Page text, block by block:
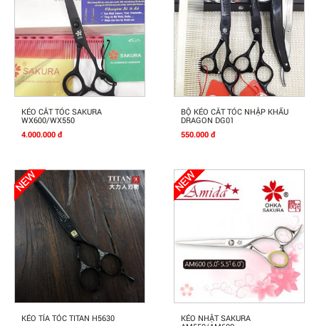
Mua Ngay
KÉO CẮT TÓC SAKURA
WX600/WX550
4.000.000 đ
Mua Ngay
BỘ KÉO CẮT TÓC NHẬP KHẨU
DRAGON DG01
550.000 đ
Mua Ngay
KÉO TỈA TÓC TITAN H5630 Mua Ngay
KÉO NHẬT SAKURA